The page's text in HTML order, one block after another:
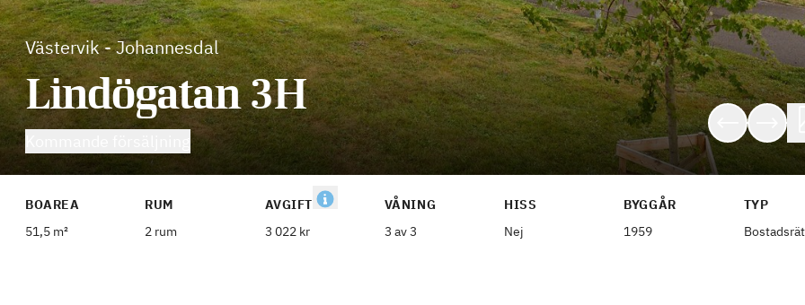
Västervik-Johannesdal
Lindögatan 3H
BOAREA
51,5 m²
RUM
2 rum
AVGIFT
3 022 kr
VÅNING
3 av 3
HISS
Nej
BYGGÅR
1959
TYP